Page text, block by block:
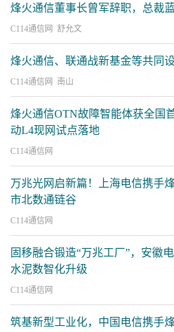
烽火通信董事长曾军辞职，总裁
C114通信网 舒允文
烽火通信、联通战新基金等共同
C114通信网 南山
烽火通信OTN故障智能体获全国
动L4现网试点落地
C114通信网
万兆光网启新篇！上海电信携手
市北数通链谷
C114通信网
固移融合锻造“万兆工厂”，安徽
水泥数智化升级
C114通信网
筑基新型工业化，中国电信携手